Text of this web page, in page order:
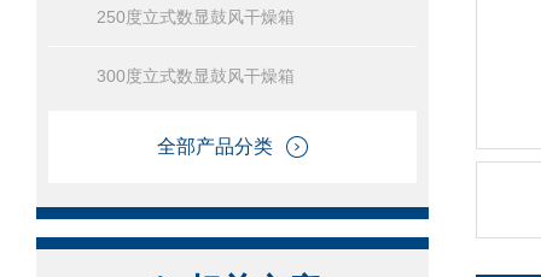
250度立式数显鼓风干燥箱
300度立式数显鼓风干燥箱
全部产品分类